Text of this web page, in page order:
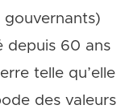
gouvernants)
depuis 60 ans
telle qu’elle
des valeurs